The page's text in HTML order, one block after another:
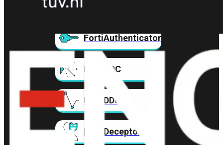
FortiAuthenticator
FortiADC
FortiDDoS
FortiDeceptor